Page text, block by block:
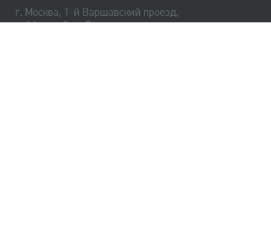
г. Москва, 1-й Варшавский проезд,
д. 1А, стр. 3, м. Варшавская